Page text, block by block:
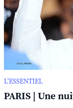
L’ESSENTIEL
PARIS | Une